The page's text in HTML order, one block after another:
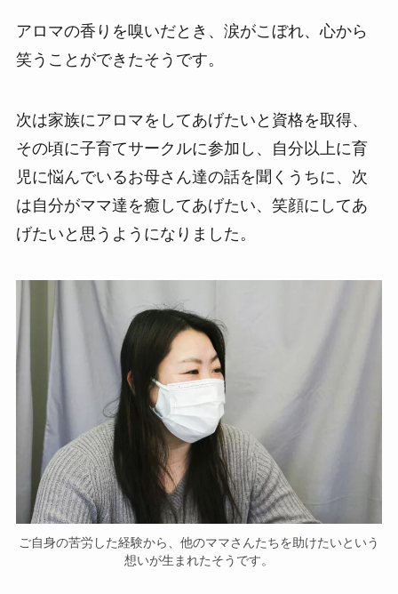
アロマの香りを嗅いだとき、涙がこぼれ、心から
笑うことができたそうです。
次は家族にアロマをしてあげたいと資格を取得、
その頃に子育てサークルに参加し、自分以上に育
児に悩んでいるお母さん達の話を聞くうちに、次
は自分がママ達を癒してあげたい、笑顔にしてあ
げたいと思うようになりました。
ご自身の苦労した経験から、他のママさんたちを助けたいという
想いが生まれたそうです。